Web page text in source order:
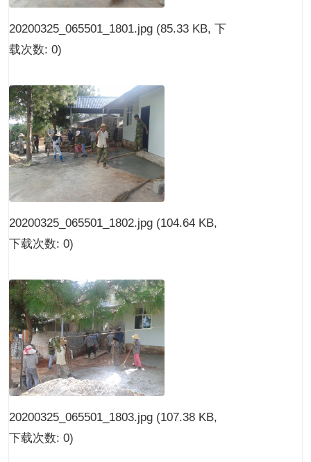
20200325_065501_1801.jpg (85.33 KB, 下
载次数: 0)
20200325_065501_1802.jpg (104.64 KB,
下载次数: 0)
20200325_065501_1803.jpg (107.38 KB,
下载次数: 0)